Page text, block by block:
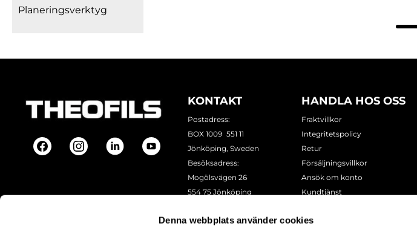
Denna webbplats använder cookies
Planeringsverktyg
KONTAKT
Postadress:
BOX 1009 551 11
Jönköping, Sweden
Besöksadress:
Mogölsvägen 26
554 75 Jönköping
Epost:info@theofils.se
HANDLA HOS OSS
Fraktvillkor
Integritetspolicy
Retur
Försäljningsvillkor
Ansök om konto
Kundtjänst